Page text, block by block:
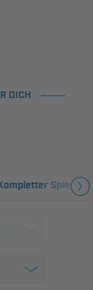
DICH
Spielplan